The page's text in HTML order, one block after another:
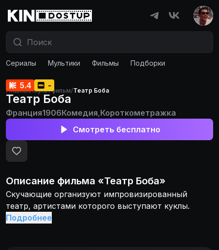
Сериалы Мультики Фильмы Подборки
Главная/Мультфильм/Театр Боба
5.4 -
Театр Боба
Франция1906Комедия,Короткометражка
Смотреть бесплатно
Описание фильма «Театр Боба»
Скучающие организуют импровизированный
театр, артистами которого выступают куклы.
Подробнее